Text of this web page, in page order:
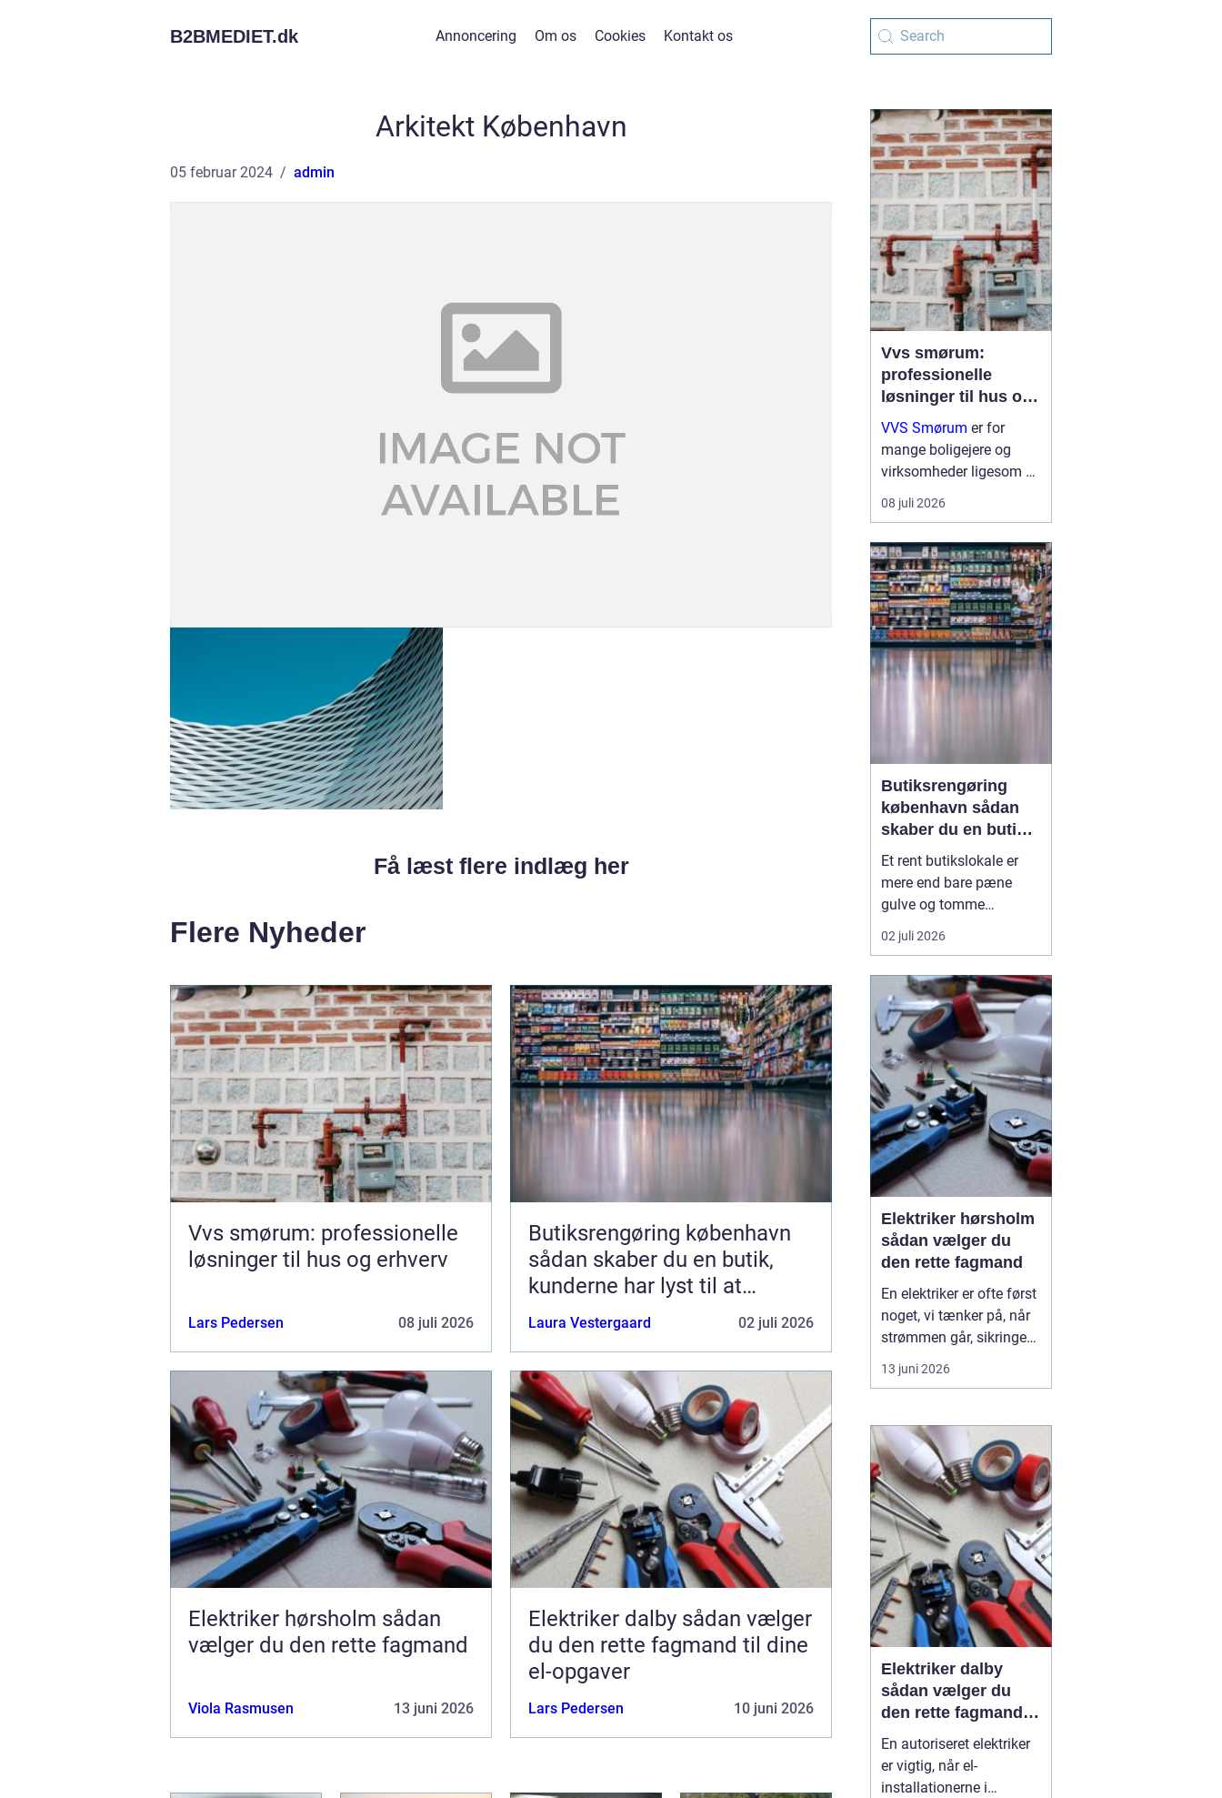
B2BMEDIET.dk Annoncering Om os Cookies Kontakt os
Arkitekt København
05 februar 2024 admin
Få læst flere indlæg her
Flere Nyheder
Vvs smørum: professionelle
løsninger til hus og erhverv
Lars Pedersen 08 juli 2026
Butiksrengøring københavn
sådan skaber du en butik,
kunderne har lyst til at
komme tilbage til
Laura Vestergaard 02 juli 2026
Elektriker hørsholm sådan
vælger du den rette fagmand
Viola Rasmusen 13 juni 2026
Elektriker dalby sådan vælger
du den rette fagmand til dine
el-opgaver
Lars Pedersen 10 juni 2026
Vvs smørum:
professionelle
løsninger til hus og
erhverv
VVS Smørum er for
mange boligejere og
virksomheder ligesom en
tryg livline, når vand,
varme eller afløb driller.
kun om rør og ventiler,
men om sikkerhed,
komfort og en ...
08 juli 2026
Butiksrengøring
københavn sådan
skaber du en butik,
kunderne har lyst til
at komme tilbage til
Et rent butikslokale er
mere end bare pæne
gulve og tomme
skraldespande.
Rengøringen påvirker
førstehåndsindtryk, hvor
længe de bliver i
butikken, og om de
vælger at komme igen.
Særligt i en
konkurrencepræget by
som København kan
målrettet ...
02 juli 2026
Elektriker hørsholm
sådan vælger du
den rette fagmand
En elektriker er ofte først
noget, vi tænker på, når
strømmen går, sikringen
springer, eller vi står med
en akut fejl på en
som Hørsholm, hvor
mange boliger er ældre,
og flere bygger om eller
udvider, spiller en dygtig
elekt...
13 juni 2026
Elektriker dalby
sådan vælger du
den rette fagmand
til dine el-opgaver
En autoriseret elektriker
er vigtig, når el-
installationerne i